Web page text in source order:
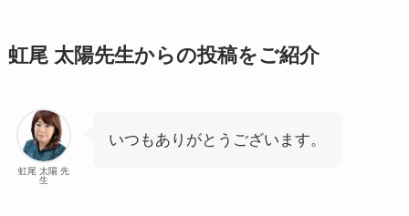
虹尾 太陽先生からの投稿をご紹介
虹尾 太陽 先
生
いつもありがとうございます。